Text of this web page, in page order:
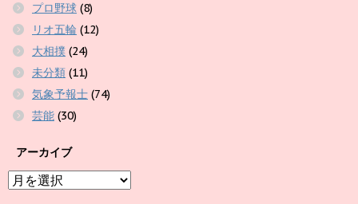
プロ野球 (8)
リオ五輪 (12)
大相撲 (24)
未分類 (11)
気象予報士 (74)
芸能 (30)
アーカイブ
ア